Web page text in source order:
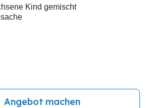
Kind gemischt
Angebot machen